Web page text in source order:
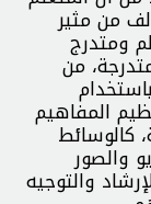
من مثير
ومتدرج
من
المفاهيم
كالوسائط
والصور
والتوجيه